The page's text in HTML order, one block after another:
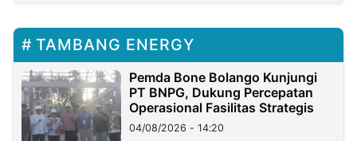
TAMBANG ENERGY
Pemda Bone Bolango Kunjungi
PT BNPG, Dukung Percepatan
Operasional Fasilitas Strategis
04/08/2026 - 14:20